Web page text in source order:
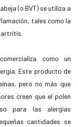
(o BVT) se utiliza a
tales como la
como un
Este producto de
pero no más que
creen que el polen
para las alergias
cantidades se